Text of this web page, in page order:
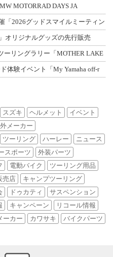
MOTORRAD DAYS JA
「2026グッドスマイルミーティン
オリジナルグッズの先行販売
ーリングラリー「MOTHER LAKE
体験イベント「My Yamaha off-r
スズキ ヘルメット
イベント
メーカー
ツーリング ハーレー
ニュース
スポーツ
外装パーツ
電動バイク
ツーリング用品
売店
キャンプツーリング
ドゥカティ
サスペンション
キャンペーン
リコール情報
ーカー カワサキ
バイクパーツ